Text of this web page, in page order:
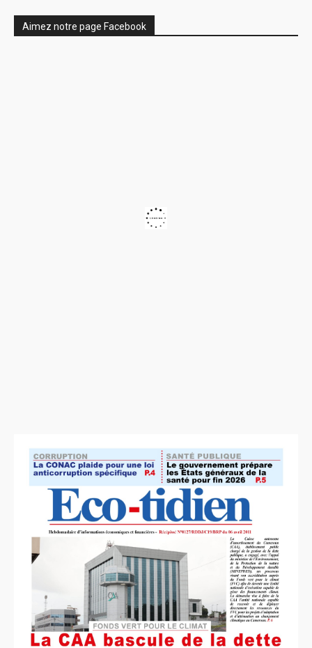
Aimez notre page Facebook